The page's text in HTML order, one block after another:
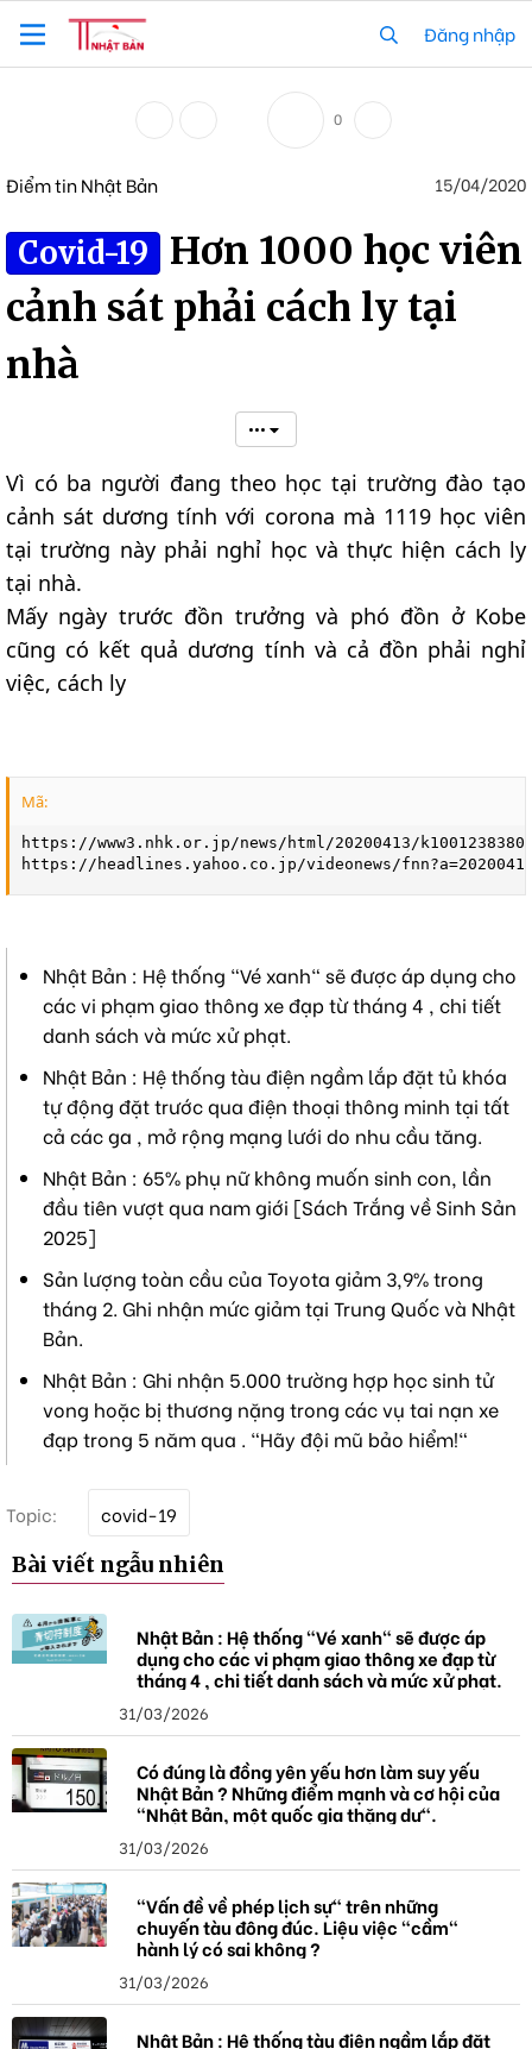
Đăng nhập
0
Điểm tin Nhật Bản 15/04/2020
Covid-19
Hơn 1000 học viên
cảnh sát phải cách ly tại
nhà
•••
Vì có ba người đang theo học tại trường đào tạo
cảnh sát dương tính với corona mà 1119 học viên
tại trường này phải nghỉ học và thực hiện cách ly
tại nhà.
Mấy ngày trước đồn trưởng và phó đồn ở Kobe
cũng có kết quả dương tính và cả đồn phải nghỉ
việc, cách ly
Mã:
https://www3.nhk.or.jp/news/html/20200413/
https://headlines.yahoo.co.jp/videonews/
Nhật Bản : Hệ thống "Vé xanh" sẽ được áp dụng cho
các vi phạm giao thông xe đạp từ tháng 4 , chi tiết
danh sách và mức xử phạt.
Nhật Bản : Hệ thống tàu điện ngầm lắp đặt tủ khóa
tự động đặt trước qua điện thoại thông minh tại tất
cả các ga , mở rộng mạng lưới do nhu cầu tăng.
Nhật Bản : 65% phụ nữ không muốn sinh con, lần
đầu tiên vượt qua nam giới [Sách Trắng về Sinh Sản
2025]
Sản lượng toàn cầu của Toyota giảm 3,9% trong
tháng 2. Ghi nhận mức giảm tại Trung Quốc và Nhật
Bản.
Nhật Bản : Ghi nhận 5.000 trường hợp học sinh tử
vong hoặc bị thương nặng trong các vụ tai nạn xe
đạp trong 5 năm qua . "Hãy đội mũ bảo hiểm!"
Topic:
k
h
a
covid-19
Bài viết ngẫu nhiên
Nhật Bản : Hệ thống "Vé xanh" sẽ được áp
dụng cho các vi phạm giao thông xe đạp từ
tháng 4 , chi tiết danh sách và mức xử phạt.
31/03/2026
Có đúng là đồng yên yếu hơn làm suy yếu
Nhật Bản ? Những điểm mạnh và cơ hội của
"Nhật Bản, một quốc gia thặng dư".
31/03/2026
"Vấn đề về phép lịch sự" trên những
chuyến tàu đông đúc. Liệu việc "cầm"
hành lý có sai không ?
31/03/2026
Nhật Bản : Hệ thống tàu điện ngầm lắp đặt